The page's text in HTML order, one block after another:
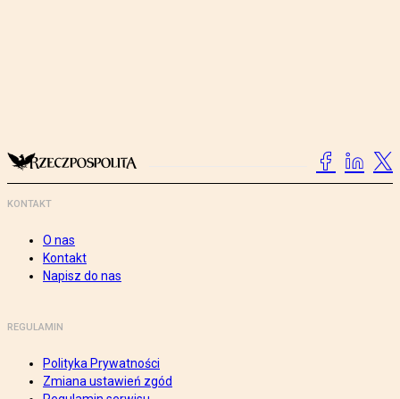
KONTAKT
O nas
Kontakt
Napisz do nas
REGULAMIN
Polityka Prywatności
Zmiana ustawień zgód